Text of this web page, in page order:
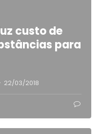
custo de
para
· 22/03/2018